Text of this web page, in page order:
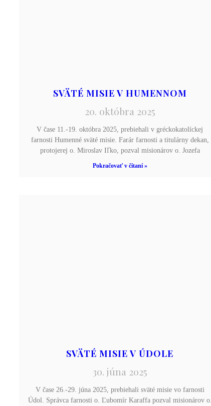
SVÄTÉ MISIE V HUMENNOM
20. októbra 2025
V čase 11.-19. októbra 2025, prebiehali v gréckokatolíckej
farnosti Humenné sväté misie. Farár farnosti a titulárny dekan,
protojerej o. Miroslav Iľko, pozval misionárov o. Jozefa
Pokračovať v čítaní »
SVÄTÉ MISIE V ÚDOLE
30. júna 2025
V čase 26.-29. júna 2025, prebiehali sväté misie vo farnosti
Údol. Správca farnosti o. Ľubomír Karaffa pozval misionárov o.